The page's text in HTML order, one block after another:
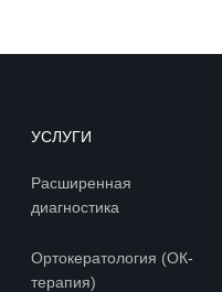
УСЛУГИ
Расширенная
диагностика
Ортокератология (ОК-
терапия)